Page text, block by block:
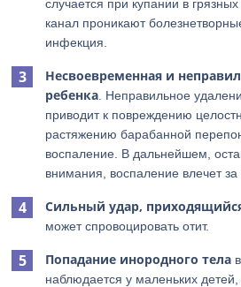
случается при купании в
канал проникают
инфекция.
Несвоевременная и
ребенка . Неправильное
приводит к повреждению
растяжению барабанной
воспаление. В дальнейшем,
внимания, воспаление влечет за
Сильный удар,
может спровоцировать отит.
Попадание инородного тела
наблюдается у маленьких